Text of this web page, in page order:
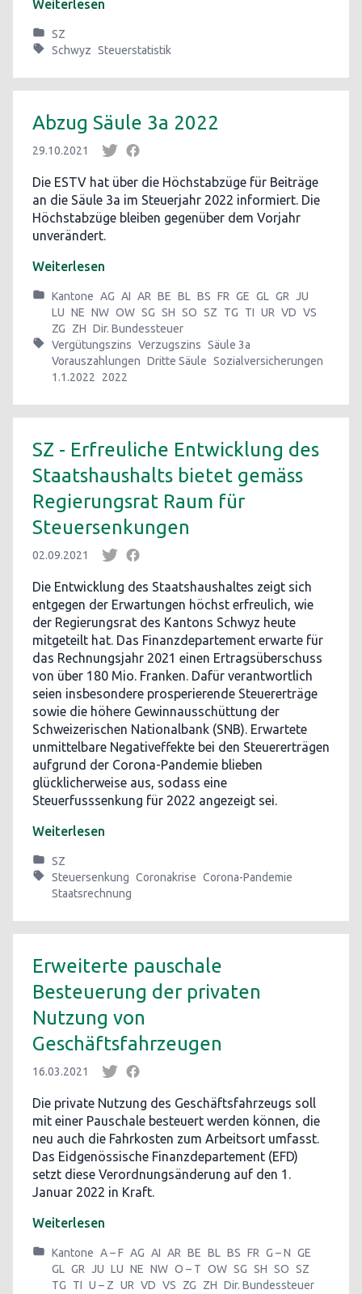
Weiterlesen
SZ
Schwyz Steuerstatistik
Abzug Säule 3a 2022
29.10.2021
Die ESTV hat über die Höchstabzüge für Beiträge
an die Säule 3a im Steuerjahr 2022 informiert. Die
Höchstabzüge bleiben gegenüber dem Vorjahr
unverändert.
Weiterlesen
Kantone AG AI AR BE BL BS FR GE GL GR JU
LU NE NW OW SG SH SO SZ TG TI UR VD VS
ZG
ZH Dir. Bundessteuer
Vergütungszins Verzugszins Säule 3a
Vorauszahlungen Dritte Säule Sozialversicherungen
1.1.2022
2022
SZ - Erfreuliche Entwicklung des
Staatshaushalts bietet gemäss
Regierungsrat Raum für
Steuersenkungen
02.09.2021
Die Entwicklung des Staatshaushaltes zeigt sich
entgegen der Erwartungen höchst erfreulich, wie
der Regierungsrat des Kantons Schwyz heute
mitgeteilt hat. Das Finanzdepartement erwarte für
das Rechnungsjahr 2021 einen Ertragsüberschuss
von über 180 Mio. Franken. Dafür verantwortlich
seien insbesondere prosperierende Steuererträge
sowie die höhere Gewinnausschüttung der
Schweizerischen Nationalbank (SNB). Erwartete
unmittelbare Negativeffekte bei den Steuererträgen
aufgrund der Corona-Pandemie blieben
glücklicherweise aus, sodass eine
Steuerfusssenkung für 2022 angezeigt sei.
Weiterlesen
SZ
Steuersenkung Coronakrise Corona-Pandemie
Staatsrechnung
Erweiterte pauschale
Besteuerung der privaten
Nutzung von
Geschäftsfahrzeugen
16.03.2021
Die private Nutzung des Geschäftsfahrzeugs soll
mit einer Pauschale besteuert werden können, die
neu auch die Fahrkosten zum Arbeitsort umfasst.
Das Eidgenössische Finanzdepartement (EFD)
setzt diese Verordnungsänderung auf den 1.
Januar 2022 in Kraft.
Weiterlesen
Kantone A – F AG AI AR BE BL BS FR G – N GE
GL GR JU LU NE NW O – T OW SG SH SO SZ
TG
TI U – Z UR VD VS ZG ZH Dir. Bundessteuer